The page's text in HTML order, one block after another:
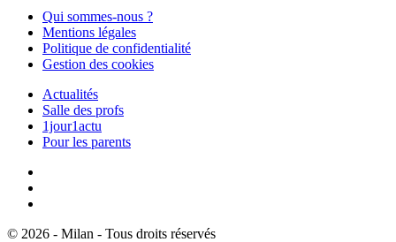
Qui sommes-nous ?
Mentions légales
Politique de confidentialité
Gestion des cookies
Actualités
Salle des profs
1jour1actu
Pour les parents
© 2026 - Milan - Tous droits réservés